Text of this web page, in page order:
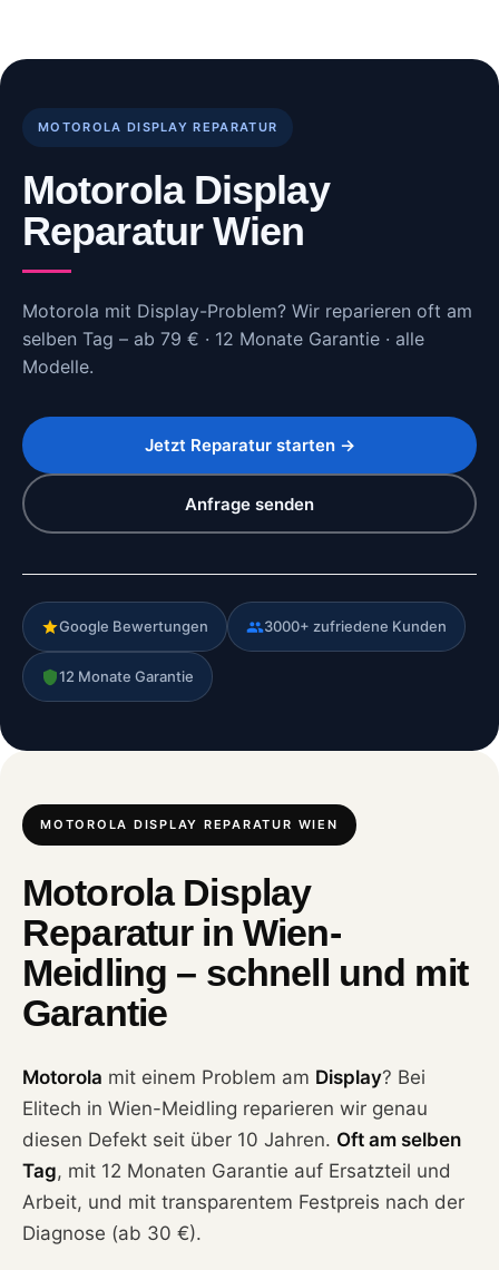
content
MOTOROLA DISPLAY REPARATUR
Motorola Display
Reparatur Wien
Motorola mit Display-Problem? Wir reparieren oft am
selben Tag – ab 79 € · 12 Monate Garantie · alle
Modelle.
Jetzt Reparatur starten →
Anfrage senden
Google Bewertungen 3000+ zufriedene Kunden
12 Monate Garantie
MOTOROLA DISPLAY REPARATUR WIEN
Motorola Display
Reparatur in Wien-
Meidling – schnell und mit
Garantie
Motorola mit einem Problem am Display? Bei
Elitech in Wien-Meidling reparieren wir genau
diesen Defekt seit über 10 Jahren. Oft am selben
Tag, mit 12 Monaten Garantie auf Ersatzteil und
Arbeit, und mit transparentem Festpreis nach der
Diagnose (ab 30 €).